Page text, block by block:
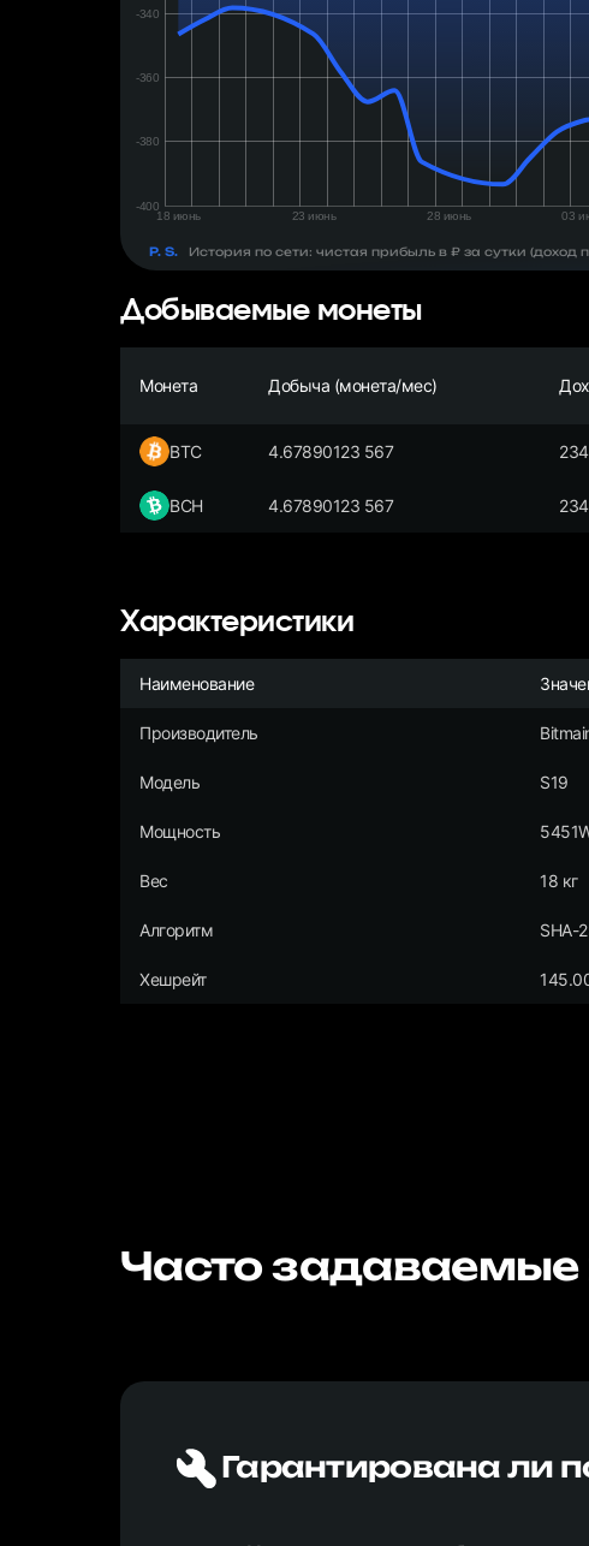
P. S. История по сети: чистая прибыль в ₽ за сутки
Добываемые монеты
Монета Добыча (монета/мес)
BTC 4.67890123 567
BCH 4.67890123 567
Характеристики
Наименование
Производитель
Модель S19
Мощность
Вес 18 кг
Алгоритм SHA-
Хешрейт
Часто задаваемые
Гарантирована ли